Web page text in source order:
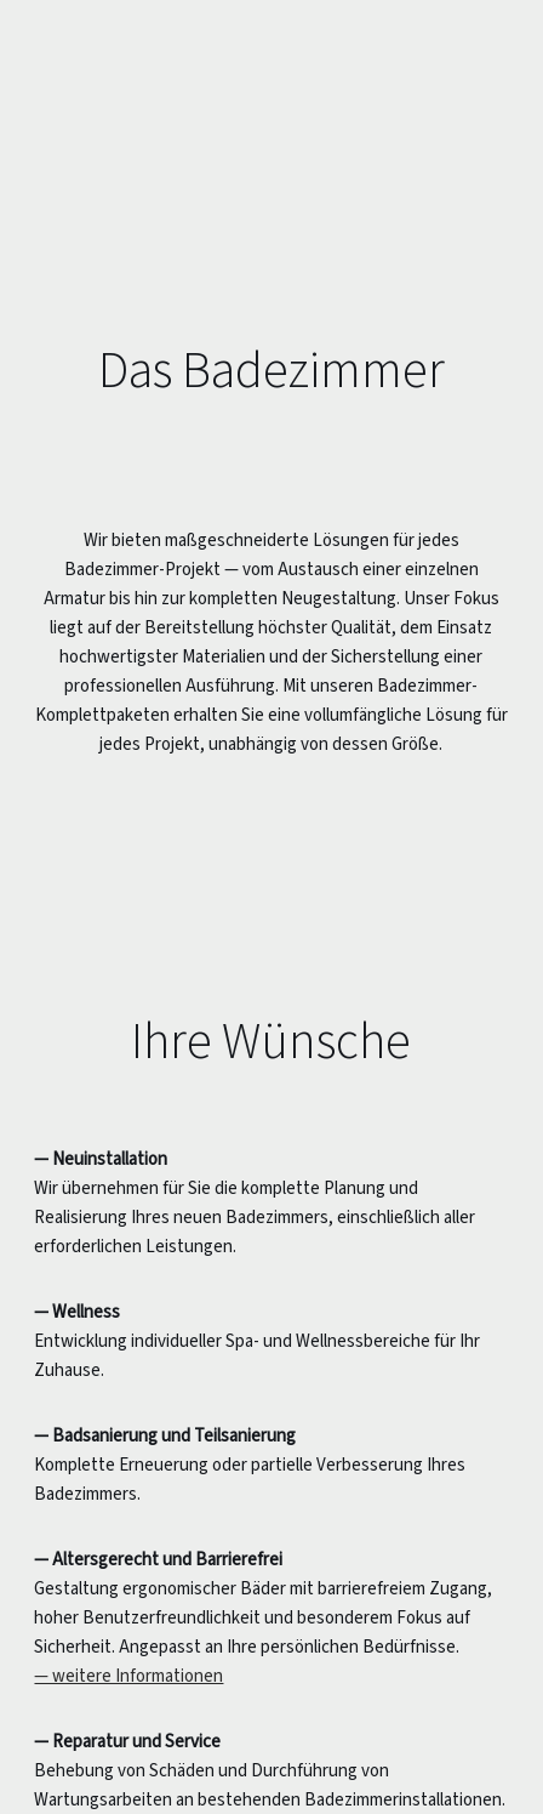
Das Badezimmer
Wir bieten maßgeschneiderte Lösungen für jedes
Badezimmer-Projekt — vom Austausch einer einzelnen
Armatur bis hin zur kompletten Neugestaltung. Unser Fokus
liegt auf der Bereitstellung höchster Qualität, dem Einsatz
hochwertigster Materialien und der Sicherstellung einer
professionellen Ausführung. Mit unseren Badezimmer-
Komplettpaketen erhalten Sie eine vollumfängliche Lösung für
jedes Projekt, unabhängig von dessen Größe.
Ihre Wünsche
— Neuinstallation
Wir übernehmen für Sie die komplette Planung und
Realisierung Ihres neuen Badezimmers, einschließlich aller
erforderlichen Leistungen.
— Wellness
Entwicklung individueller Spa- und Wellnessbereiche für Ihr
Zuhause.
— Badsanierung und Teilsanierung
Komplette Erneuerung oder partielle Verbesserung Ihres
Badezimmers.
— Altersgerecht und Barrierefrei
Gestaltung ergonomischer Bäder mit barrierefreiem Zugang,
hoher Benutzerfreundlichkeit und besonderem Fokus auf
Sicherheit. Angepasst an Ihre persönlichen Bedürfnisse.
— weitere Informationen
— Reparatur und Service
Behebung von Schäden und Durchführung von
Wartungsarbeiten an bestehenden Badezimmerinstallationen.